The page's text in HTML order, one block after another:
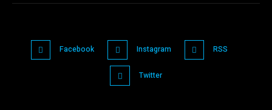
Facebook Instagram RSS
Twitter